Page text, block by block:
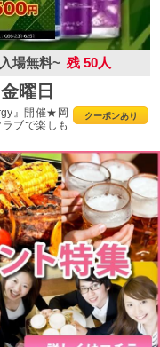
入場無料~ 残 50人
曜日
クーポンあり
』開催★岡
ブで楽しも